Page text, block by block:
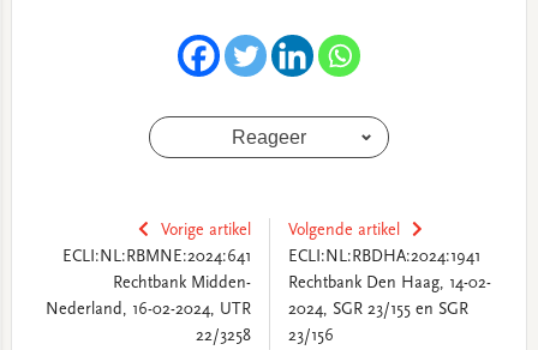
Reageer
Vorige artikel
ECLI:NL:RBMNE:2024:641
Rechtbank Midden-
Nederland, 16-02-2024, UTR
22/3258
Volgende artikel
ECLI:NL:RBDHA:2024:1941
Rechtbank Den Haag, 14-02-
2024, SGR 23/155 en SGR
23/156